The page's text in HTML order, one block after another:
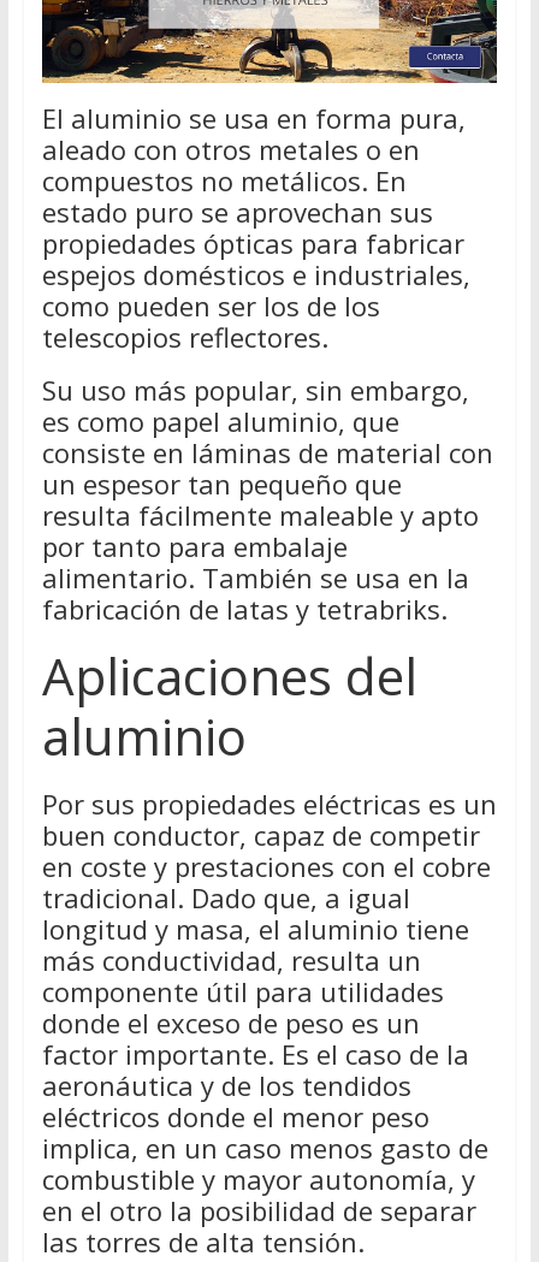
El aluminio se usa en forma pura,
aleado con otros metales o en
compuestos no metálicos. En
estado puro se aprovechan sus
propiedades ópticas para fabricar
espejos domésticos e industriales,
como pueden ser los de los
telescopios reflectores.
Su uso más popular, sin embargo,
es como papel aluminio, que
consiste en láminas de material con
un espesor tan pequeño que
resulta fácilmente maleable y apto
por tanto para embalaje
alimentario. También se usa en la
fabricación de latas y tetrabriks.
Aplicaciones del
aluminio
Por sus propiedades eléctricas es un
buen conductor, capaz de competir
en coste y prestaciones con el cobre
tradicional. Dado que, a igual
longitud y masa, el aluminio tiene
más conductividad, resulta un
componente útil para utilidades
donde el exceso de peso es un
factor importante. Es el caso de la
aeronáutica y de los tendidos
eléctricos donde el menor peso
implica, en un caso menos gasto de
combustible y mayor autonomía, y
en el otro la posibilidad de separar
las torres de alta tensión.